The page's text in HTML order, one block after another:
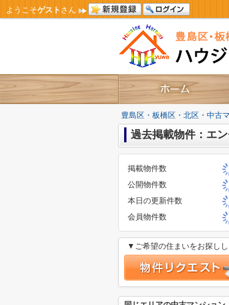
ようこそゲストさん
豊島区・板橋区・北区・中古
過去掲載物件：エ
掲載物件数
公開物件数
本日の更新件数
会員物件数
▼ご希望の住まいをお探し